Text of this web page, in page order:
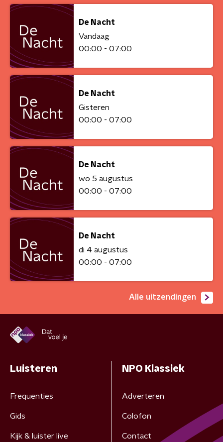
De Nacht
Vandaag
00:00 - 07:00
De Nacht
Gisteren
00:00 - 07:00
De Nacht
wo 5 augustus
00:00 - 07:00
De Nacht
di 4 augustus
00:00 - 07:00
Alle uitzendingen
Luisteren
Frequenties
Gids
Kijk & luister live
NPO Klassiek
Adverteren
Colofon
Contact